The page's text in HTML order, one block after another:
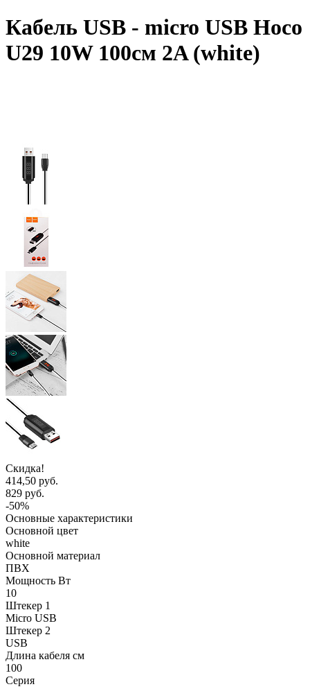
Кабель USB - micro USB Hoco
U29 10W 100см 2A (white)
Скидка!
414,50 руб.
829 руб.
-50%
Основные характеристики
Основной цвет
white
Основной материал
ПВХ
Мощность Вт
10
Штекер 1
Micro USB
Штекер 2
USB
Длина кабеля см
100
Серия